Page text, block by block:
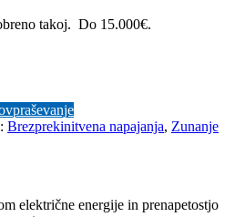
takoj. Do 15.000€.
Brezprekinitvena napajanja, Zunanje
električne energije in prenapetostjo